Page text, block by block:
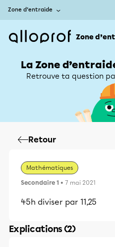
Zone d’entraide
Zone
La Zone
Retrouve ta question
Retour
Mathématiques
Secondaire 1 • 7 mai 2021
45h diviser par 11,25
Explications (2)